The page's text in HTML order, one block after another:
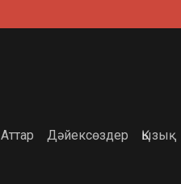
Аттар Дәйексөздер Қызық